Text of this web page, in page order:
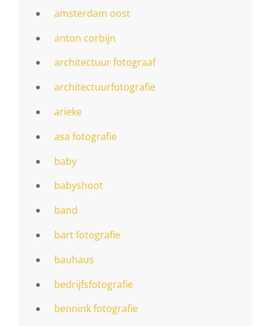
amsterdam oost
anton corbijn
architectuur fotograaf
architectuurfotografie
arieke
asa fotografie
baby
babyshoot
band
bart fotografie
bauhaus
bedrijfsfotografie
bennink fotografie